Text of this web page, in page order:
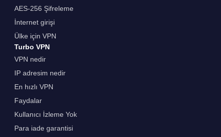
AES-256 Şifreleme
İnternet girişi
Ülke için VPN
Turbo VPN
VPN nedir
IP adresim nedir
En hızlı VPN
Faydalar
Kullanıcı İzleme Yok
Para iade garantisi